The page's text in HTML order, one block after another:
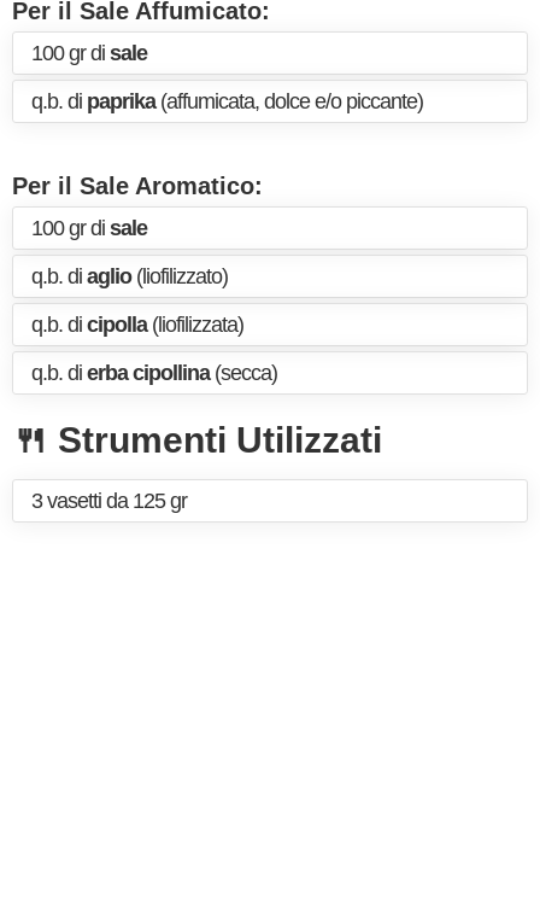
Per il Sale Affumicato:
100 gr di sale
q.b. di paprika(affumicata, dolce e/o piccante)
Per il Sale Aromatico:
100 gr di sale
q.b. di aglio(liofilizzato)
q.b. di cipolla(liofilizzata)
q.b. di erba cipollina(secca)
🍴 Strumenti Utilizzati
3 vasetti da 125 gr